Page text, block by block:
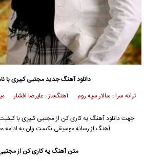
دانلود آهنگ جدیدمجتبی کبیریبا
ترانه سرا : سالار سپه روم آهنگساز : علیرضا
جهت دانلود آهنگ یه کاری کن ازمجتبی کبیری
آهنگ از رسانه موسیقی نکست وان به ادامه
متن آهنگ یه کاری کن از